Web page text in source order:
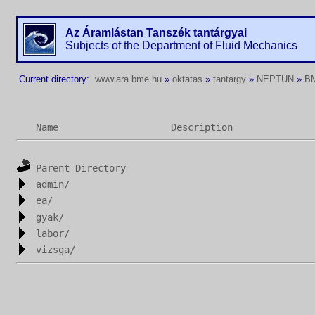
Az Áramlástan Tanszék tantárgyai
Subjects of the Department of Fluid Mechanics
Current directory: www.ara.bme.hu » oktatas » tantargy » NEPTUN »
Name Description
Parent Directory
admin/
ea/
gyak/
labor/
vizsga/